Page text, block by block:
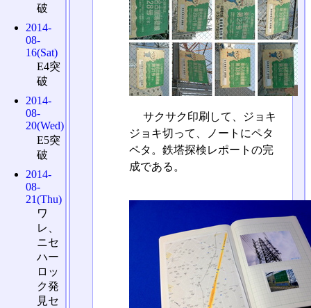
サクサク印刷して、ジョキ
ジョキ切って、ノートにペタ
ペタ。鉄塔探検レポートの完
成である。
破
2014-
08-
16(Sat)
E4突
破
2014-
08-
20(Wed)
E5突
破
2014-
08-
21(Thu)
ワ
レ、
ニセ
ハー
ロッ
ク発
見セ